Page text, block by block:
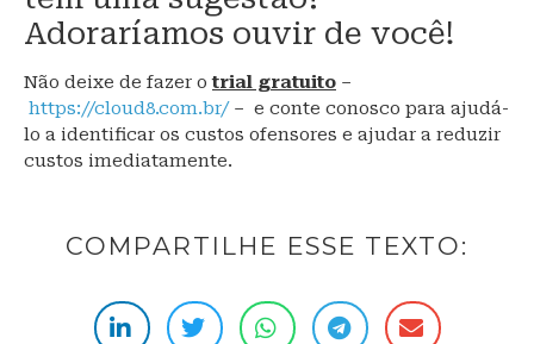
Adoraríamos ouvir de você!
Não deixe de fazer otrial gratuito –
https://cloud8.com.br/– e conte conosco para ajudá-
lo a identificar os custos ofensores e ajudar a reduzir
custos imediatamente.
COMPARTILHE ESSE TEXTO: